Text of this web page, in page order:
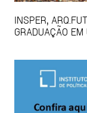
INSPER,
GRADUAÇÃO EM